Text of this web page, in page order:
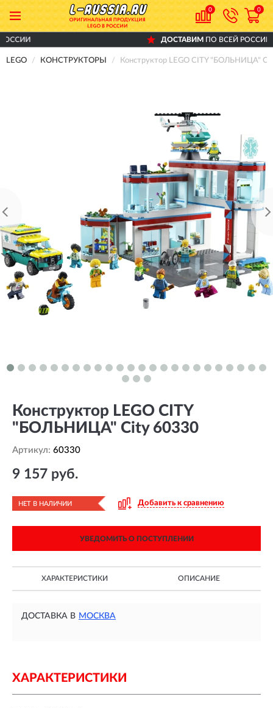
0 0
ДОСТАВИМ ПО ВСЕЙ РОССИИ
LEGO КОНСТРУКТОРЫ Конструктор LEGO CITY "БОЛЬНИЦА"
Конструктор LEGO CITY
"БОЛЬНИЦА" City 60330
Артикул: 60330
9 157 руб.
НЕТ В НАЛИЧИИ Добавить к сравнению
УВЕДОМИТЬ О ПОСТУПЛЕНИИ
ХАРАКТЕРИСТИКИ ОПИСАНИЕ
ДОСТАВКА В МОСКВА
ХАРАКТЕРИСТИКИ